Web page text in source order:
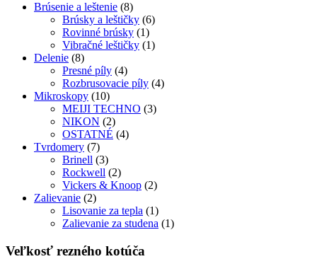
Brúsenie a leštenie (8)
Brúsky a leštičky (6)
Rovinné brúsky (1)
Vibračné leštičky (1)
Delenie (8)
Presné píly (4)
Rozbrusovacie píly (4)
Mikroskopy (10)
MEIJI TECHNO (3)
NIKON (2)
OSTATNÉ (4)
Tvrdomery (7)
Brinell (3)
Rockwell (2)
Vickers & Knoop (2)
Zalievanie (2)
Lisovanie za tepla (1)
Zalievanie za studena (1)
Veľkosť rezného kotúča